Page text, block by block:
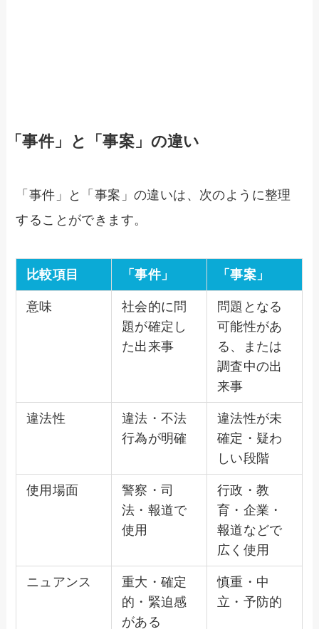
「事件」と「事案」の違い
「事件」と「事案」の違いは、次のように整理
することができます。
比較項目 「事件」 「事案」
意味
社会的に問
題が確定し
た出来事
問題となる
可能性があ
る、または
調査中の出
来事
違法性
違法・不法
行為が明確
違法性が未
確定・疑わ
しい段階
使用場面
警察・司
法・報道で
使用
行政・教
育・企業・
報道などで
広く使用
ニュアンス
重大・確定
的・緊迫感
がある
慎重・中
立・予防的